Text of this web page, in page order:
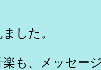
した。
も、メッセー